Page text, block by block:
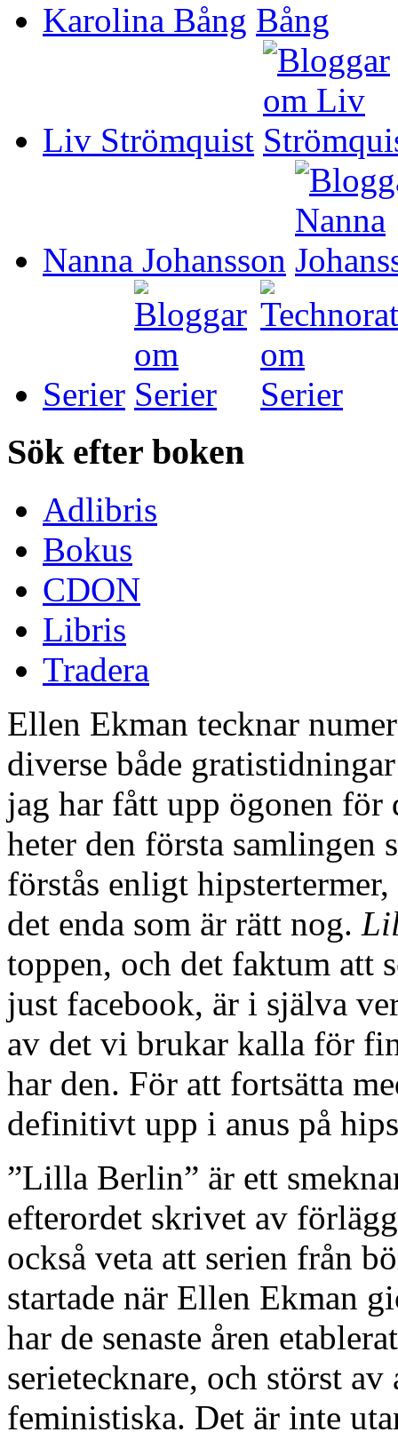
Karolina Bång
Liv Strömquist
Nanna Johansson
Serier
Sök efter boken
Adlibris
Bokus
CDON
Libris
Tradera
Ellen Ekman tecknar
diverse både
jag har fått upp ögonen
heter den första samlingen
förstås enligt
det enda som är rätt nog.
toppen, och det faktum att
just facebook, är i själva
av det vi brukar kalla för
har den. För att fortsätta
definitivt upp i anus på
”Lilla Berlin” är ett
efterordet skrivet av
också veta att serien från
startade när Ellen Ekman
har de senaste åren
serietecknare, och störst
feministiska. Det är inte